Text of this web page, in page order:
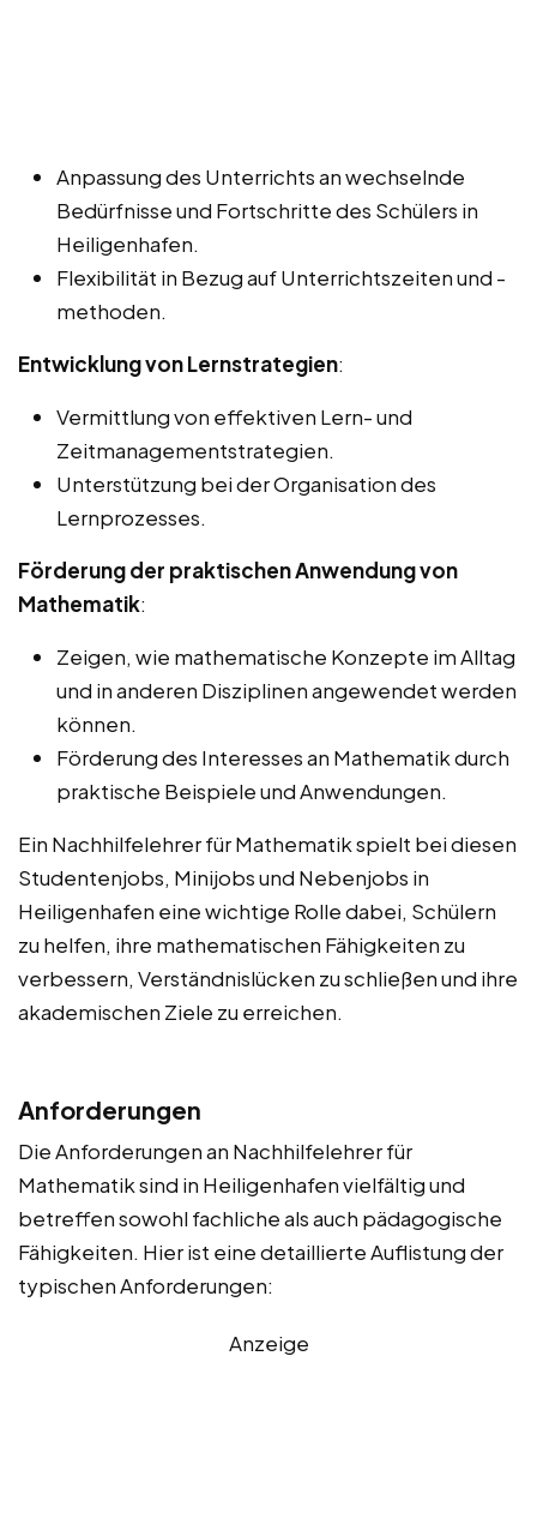
Anpassung des Unterrichts an wechselnde
Bedürfnisse und Fortschritte des Schülers in
Heiligenhafen.
Flexibilität in Bezug auf Unterrichtszeiten und -
methoden.
Entwicklung von Lernstrategien:
Vermittlung von effektiven Lern- und
Zeitmanagementstrategien.
Unterstützung bei der Organisation des
Lernprozesses.
Förderung der praktischen Anwendung von
Mathematik:
Zeigen, wie mathematische Konzepte im Alltag
und in anderen Disziplinen angewendet werden
können.
Förderung des Interesses an Mathematik durch
praktische Beispiele und Anwendungen.
Ein Nachhilfelehrer für Mathematik spielt bei diesen
Studentenjobs, Minijobs und Nebenjobs in
Heiligenhafen eine wichtige Rolle dabei, Schülern
zu helfen, ihre mathematischen Fähigkeiten zu
verbessern, Verständnislücken zu schließen und ihre
akademischen Ziele zu erreichen.
Anforderungen
Die Anforderungen an Nachhilfelehrer für
Mathematik sind in Heiligenhafen vielfältig und
betreffen sowohl fachliche als auch pädagogische
Fähigkeiten. Hier ist eine detaillierte Auflistung der
typischen Anforderungen:
Anzeige